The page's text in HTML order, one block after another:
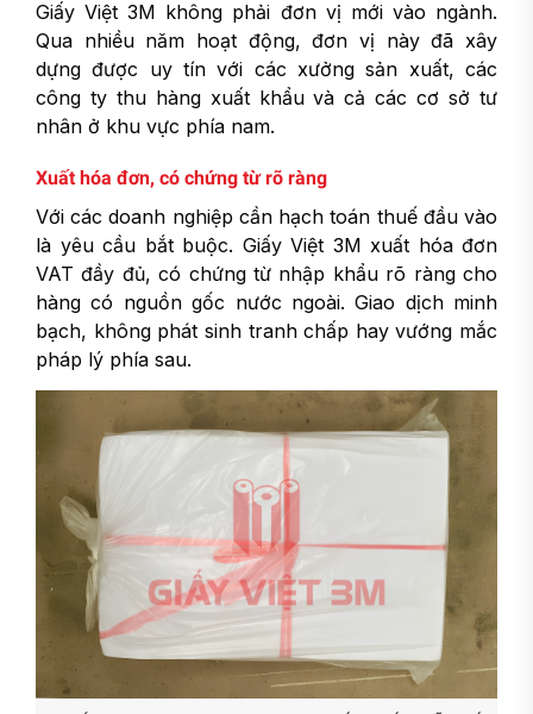
Giấy Việt 3M không phải đơn vị mới vào ngành.
Qua nhiều năm hoạt động, đơn vị này đã xây
dựng được uy tín với các xưởng sản xuất, các
công ty thu hàng xuất khẩu và cả các cơ sở tư
nhân ở khu vực phía nam.
Xuất hóa đơn, có chứng từ rõ ràng
Với các doanh nghiệp cần hạch toán thuế đầu vào
là yêu cầu bắt buộc. Giấy Việt 3M xuất hóa đơn
VAT đầy đủ, có chứng từ nhập khẩu rõ ràng cho
hàng có nguồn gốc nước ngoài. Giao dịch minh
bạch, không phát sinh tranh chấp hay vướng mắc
pháp lý phía sau.